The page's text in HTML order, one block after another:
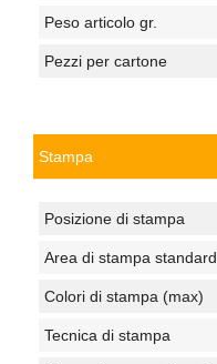
Peso articolo gr.
Pezzi per cartone
Stampa
Posizione di stampa
Area di stampa standard
Colori di stampa (max)
Tecnica di stampa